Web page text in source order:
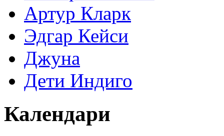
Артур Кларк
Эдгар Кейси
Джуна
Дети Индиго
Календари